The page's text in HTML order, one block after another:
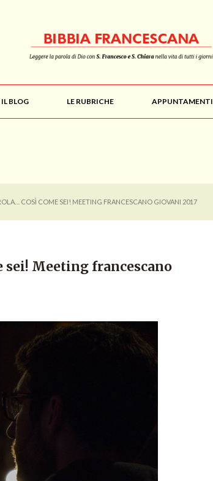
IL BLOG LE RUBRICHE APPUNTAMENTI
COSÌ COME SEI! MEETING FRANCESCANO GIOVANI 2017
sei! Meeting francescano